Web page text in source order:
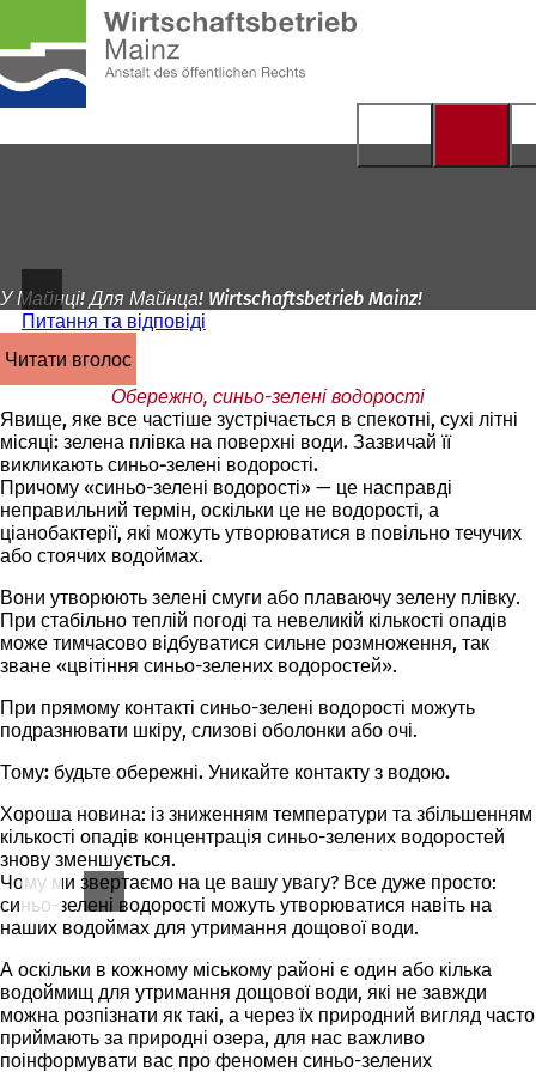
Перейти до змісту
сторінку
У Майнці! Для Майнца! Wirtschaftsbetrieb Mainz!
Питання та відповіді
читати вголос
Обережно, синьо-зелені водорості
Явище, яке все частіше зустрічається в спекотні, сухі літні
місяці: зелена плівка на поверхні води. Зазвичай її
викликають синьо-зелені водорості.
Причому «синьо-зелені водорості» — це насправді
неправильний термін, оскільки це не водорості, а
ціанобактерії, які можуть утворюватися в повільно течучих
або стоячих водоймах.
Вони утворюють зелені смуги або плаваючу зелену плівку.
При стабільно теплій погоді та невеликій кількості опадів
може тимчасово відбуватися сильне розмноження, так
зване «цвітіння синьо-зелених водоростей».
При прямому контакті синьо-зелені водорості можуть
подразнювати шкіру, слизові оболонки або очі.
Тому: будьте обережні. Уникайте контакту з водою.
Хороша новина: із зниженням температури та збільшенням
кількості опадів концентрація синьо-зелених водоростей
знову зменшується.
Чому ми звертаємо на це вашу увагу? Все дуже просто:
синьо-зелені водорості можуть утворюватися навіть на
наших водоймах для утримання дощової води.
А оскільки в кожному міському районі є один або кілька
водоймищ для утримання дощової води, які не завжди
можна розпізнати як такі, а через їх природний вигляд часто
приймають за природні озера, для нас важливо
поінформувати вас про феномен синьо-зелених